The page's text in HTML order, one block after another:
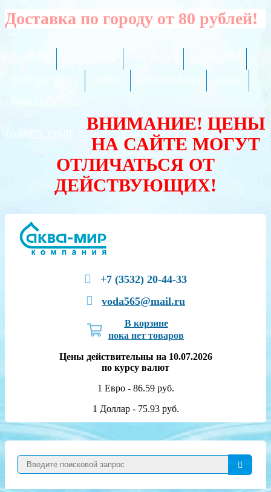
Доставка по городу от 80 рублей!
ВАЛЮТА:
ВНИМАНИЕ! ЦЕНЫ
НА САЙТЕ МОГУТ
ОТЛИЧАТЬСЯ ОТ
ДЕЙСТВУЮЩИХ!
+7 (3532) 20-44-33
voda565@mail.ru
В корзине
пока нет товаров
Цены действительны на 10.07.2026
по курсу валют
1 Евро - 86.59 руб.
1 Доллар - 75.93 руб.